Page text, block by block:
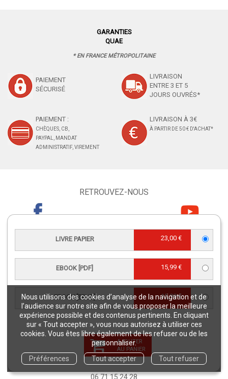
Nous utilisons des cookies d’analyse de la navigation et de
l’audience sur notre site afin de vous proposer la meilleure
expérience possible et des contenus pertinents. En cliquant
sur « Tout accepter », vous nous autorisez à utiliser ces
cookies. Vous êtes libre également de les refuser ou de les
personnaliser.
Préférences
Tout accepter Tout refuser
LIVRE PAPIER 23,00 €
EBOOK [PDF] 15,99 €
EBOOK [EPUB] 15,99 €
AJOUTER
AU PANIER
GARANTIES
QUAE
* EN FRANCE MÉTROPOLITAINE
PAIEMENT
SÉCURISÉ
LIVRAISON
ENTRE 3 ET 5
JOURS OUVRÉS*
PAIEMENT :
CHÈQUES, CB,
PAYPAL, MANDAT
ADMINISTRATIF, VIREMENT
LIVRAISON À 3€
À PARTIR DE 50 € D'ACHAT*
RETROUVEZ-NOUS
CONTACT SERVICE CLIENTS
serviceclients@quae.fr
Éditions Quae - c/o INRAE RD 10 -
Tél : +33 6 33 35 48 40
Du lundi au vendredi
9h - 12h/ 13h30 - 17h
CONTACT JOURNALISTES
presse@editions-quae.com
06 71 15 24 28